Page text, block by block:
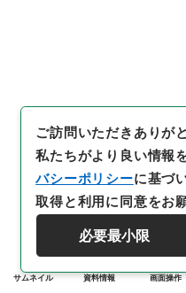
サムネイル 資料情報 画面操作
ご訪問いただきありが
私たちがより良い情報
バシーポリシーに基づ
取得と利用に同意をお
必要最小限